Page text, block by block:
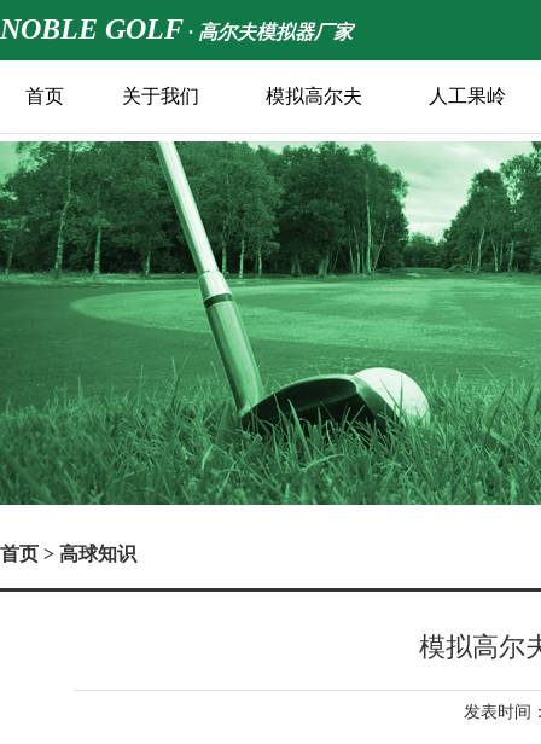
NOBLE GOLF · 高尔夫模拟器厂家
首页 关于我们 模拟高尔夫 人工果岭
首页 > 高球知识
模拟高尔
发表时间